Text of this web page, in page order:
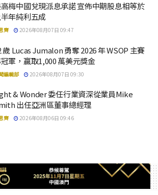
梅中國兌現派息承諾 宣佈中期股息相等於
半年純利五成
齊 2026年08月07日 09:47
歲 Lucas Jumalon 勇奪 2026 年 WSOP 主賽
軍，贏取1,000 萬美元獎金
編輯部 2026年08月07日 09:30
& Wonder 委任行業資深從業員Mike
出任亞洲區董事總經理
齊 2026年08月06日 09:46